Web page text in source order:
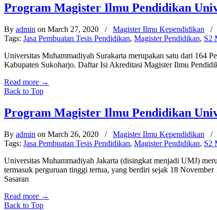
Program Magister Ilmu Pendidikan
By admin on March 27, 2020 / Magister Ilmu Kependidikan /
Tags: Jasa Pembuatan Tesis Pendidikan, Magister Pendidikan, S2
Universitas Muhammadiyah Surakarta merupakan satu dari 164
Kabupaten Sukoharjo. Daftar Isi Akreditasi Magister Ilmu
Read more →
Back to Top
Program Magister Ilmu Pendidikan
By admin on March 26, 2020 / Magister Ilmu Kependidikan /
Tags: Jasa Pembuatan Tesis Pendidikan, Magister Pendidikan, S2
Universitas Muhammadiyah Jakarta (disingkat menjadi UMJ)
termasuk perguruan tinggi tertua, yang berdiri sejak 18
Sasaran
Read more →
Back to Top